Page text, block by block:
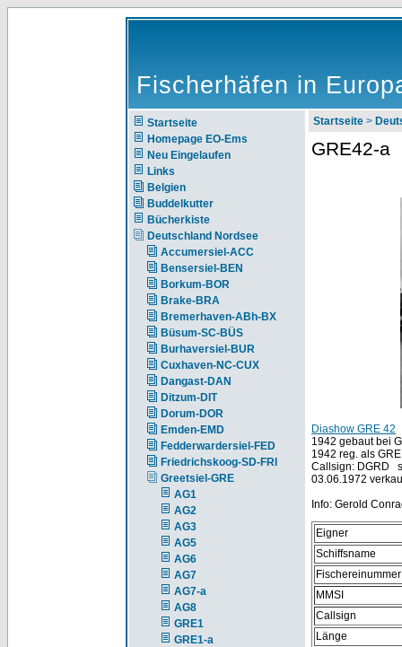
Fischerhäfen in
Startseite
Homepage EO-Ems
Neu Eingelaufen
Links
Belgien
Buddelkutter
Bücherkiste
Deutschland Nordsee
Accumersiel-ACC
Bensersiel-BEN
Borkum-BOR
Brake-BRA
Bremerhaven-ABh-BX
Büsum-SC-BÜS
Burhaversiel-BUR
Cuxhaven-NC-CUX
Dangast-DAN
Ditzum-DIT
Dorum-DOR
Emden-EMD
Fedderwardersiel-FED
Friedrichskoog-SD-FRI
Greetsiel-GRE
AG1
AG2
AG3
AG5
AG6
AG7
AG7-a
AG8
GRE1
GRE1-a
Startseite >
GRE42-a
Diashow GRE 42
1942 gebaut bei
1942 reg. als
Callsign: DGRD
03.06.1972
Info: Gerold
Eigner
Schiffsname
Fischereinummer
MMSI
Callsign
Länge